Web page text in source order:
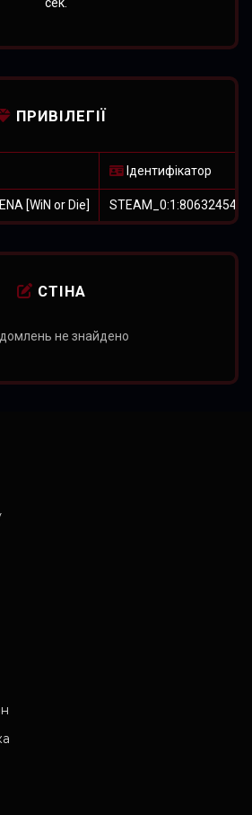
ПРИВІЛЕГІЇ
Ідентифікатор
[WiN or Die] STEAM_0:1:806324549
СТІНА
не знайдено